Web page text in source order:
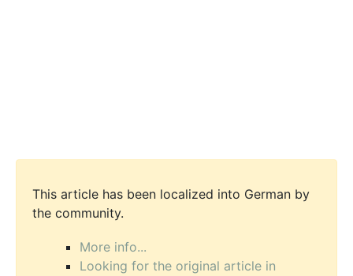
This article has been localized into German by
the community.
More info...
Looking for the original article in